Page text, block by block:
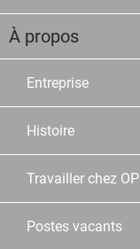
À propos
Entreprise
Histoire
Travailler chez
Postes vacants